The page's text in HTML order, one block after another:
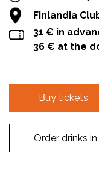
Finlandia
31 € in
36 € at the
Buy tickets
Order drinks